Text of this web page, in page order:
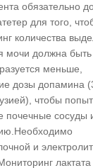
обязательно
для того,
количества
мочи должна
меньше,
дозы допамина
чтобы
почечные сосуды
и
лактата